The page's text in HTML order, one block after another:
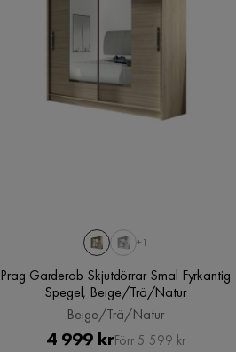
+1
Prag Garderob Skjutdörrar Smal Fyrkantig
Spegel, Beige/Trä/Natur
Beige/Trä/Natur
Pris
4 999 krOriginal
Förr 5 599 kr